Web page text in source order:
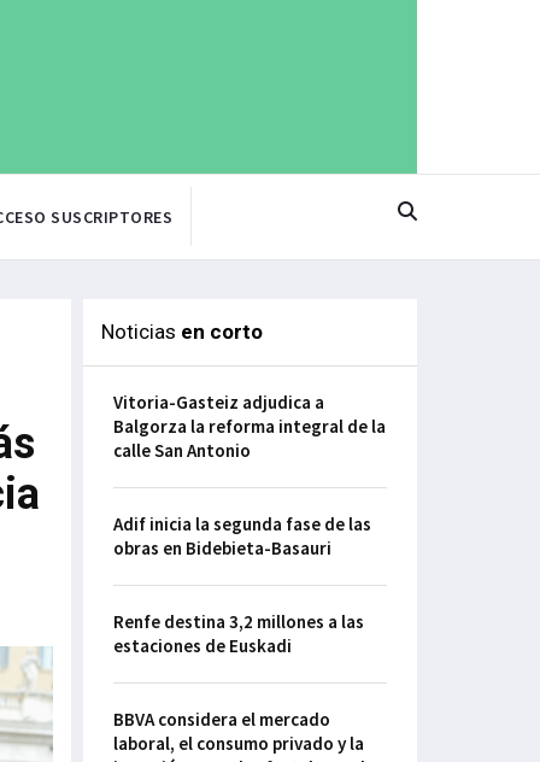
SUSCRIPTORES
Noticias en corto
Vitoria-Gasteiz adjudica a
Balgorza la reforma integral de la
calle San Antonio
Adif inicia la segunda fase de las
obras en Bidebieta-Basauri
Renfe destina 3,2 millones a las
estaciones de Euskadi
BBVA considera el mercado
laboral, el consumo privado y la